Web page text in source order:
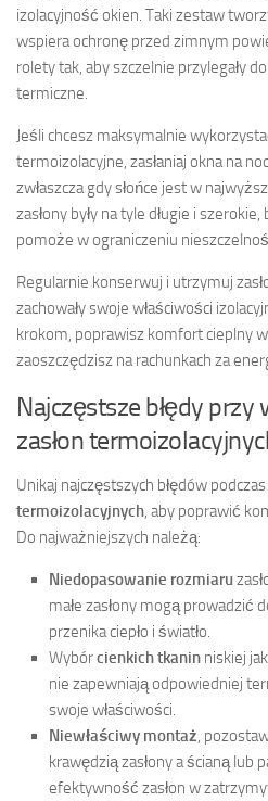
izolacyjność okien. Taki zestaw
wspiera ochronę przed zimnym
rolety tak, aby szczelnie przylegały
termiczne.
Jeśli chcesz maksymalnie
termoizolacyjne, zasłaniaj okna na
zwłaszcza gdy słońce jest w
zasłony były na tyle długie i
pomoże w ograniczeniu
Regularnie konserwuj i utrzymuj
zachowały swoje właściwości
krokom, poprawisz komfort cieplny
zaoszczędzisz na rachunkach za
Najczęstsze błędy
zasłon
Unikaj najczęstszych błędów
termoizolacyjnych , aby poprawić
Do najważniejszych należą:
Niedopasowanie rozmiaru
małe zasłony mogą prowadzić
przenika ciepło i światło.
Wybórcienkich tkanin niskiej
nie zapewniają odpowiedniej
swoje właściwości.
Niewłaściwy montaż ,
krawędzią zasłony a ścianą lub
efektywność zasłon w